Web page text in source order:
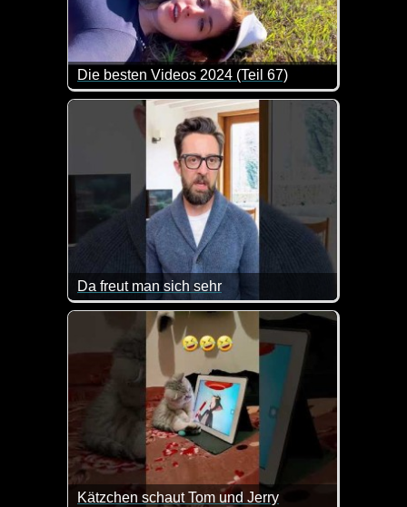
Die besten Videos 2024 (Teil 67)
Eine tolle Zusammenstellung von lustigen
Da freut man sich sehr
Ja, mit Kindern passieren halt gerne kleinere oder
Kätzchen schaut Tom und Jerry